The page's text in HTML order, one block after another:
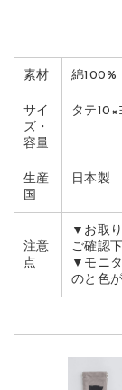
素材 綿100%
サイ
ズ・
容量
タテ10×
生産
国
日本製
注意
点
▼お取
ご確認
▼モニ
のと色